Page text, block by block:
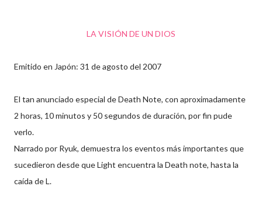
LA VISIÓN DE UN DIOS
Emitido en Japón: 31 de agosto del 2007
El tan anunciado especial de Death Note, con aproximadamente
2 horas, 10 minutos y 50 segundos de duración, por fin pude
verlo.
Narrado por Ryuk, demuestra los eventos más importantes que
sucedieron desde que Light encuentra la Death note, hasta la
caída de L.